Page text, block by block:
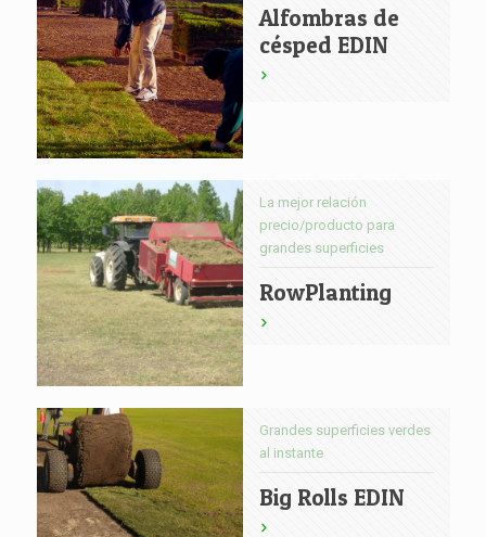
Alfombras de
césped EDIN
La mejor relación
precio/producto para
grandes superficies
RowPlanting
Grandes superficies verdes
al instante
Big Rolls EDIN